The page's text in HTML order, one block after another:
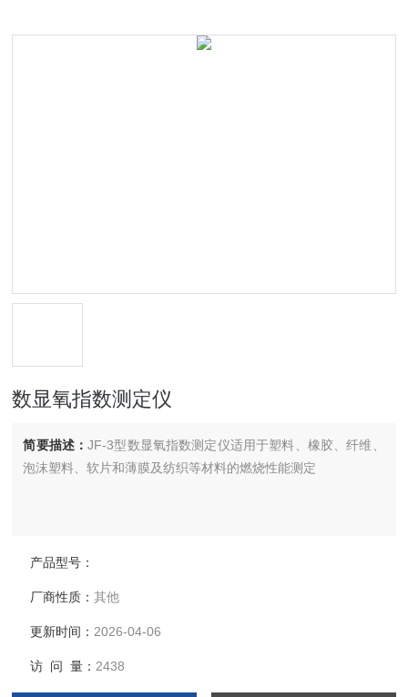
数显氧指数测定仪
简要描述：JF-3型数显氧指数测定仪适用于塑料、橡胶、纤维、
泡沫塑料、软片和薄膜及纺织等材料的燃烧性能测定
产品型号：
厂商性质：其他
更新时间： 2026-04-06
访 问 量： 2438